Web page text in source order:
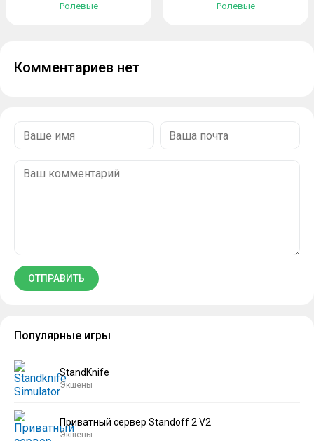
Ролевые
Ролевые
Комментариев нет
Популярные игры
StandKnife
Экшены
Приватный сервер Standoff 2 V2
Экшены